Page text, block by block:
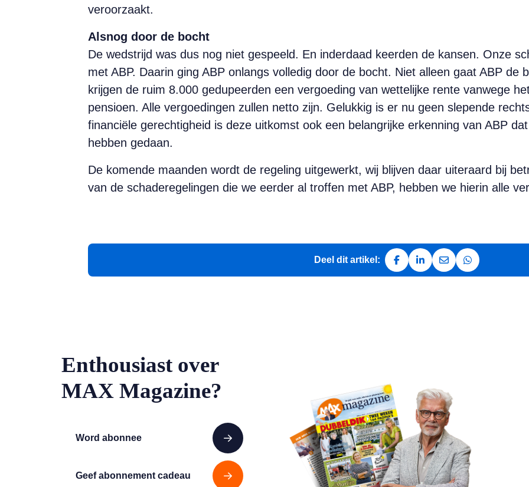
veroorzaakt.
Alsnog door de bocht
De wedstrijd was dus nog niet gespeeld. En inderdaad keerden de kansen. Onze
met ABP. Daarin ging ABP onlangs volledig door de bocht. Niet alleen gaat ABP de
krijgen de ruim 8.000 gedupeerden een vergoeding van wettelijke rente vanwege
pensioen. Alle vergoedingen zullen netto zijn. Gelukkig is er nu geen slepende
financiële gerechtigheid is deze uitkomst ook een belangrijke erkenning van ABP
hebben gedaan.
De komende maanden wordt de regeling uitgewerkt, wij blijven daar uiteraard bij
van de schaderegelingen die we eerder al troffen met ABP, hebben we hierin alle
Deel dit artikel:
Deel op Facebook
Deel op LinkedIn
Deel via e-mail
Deel via
Enthousiast over
MAX Magazine?
Word abonnee
Geef abonnement cadeau